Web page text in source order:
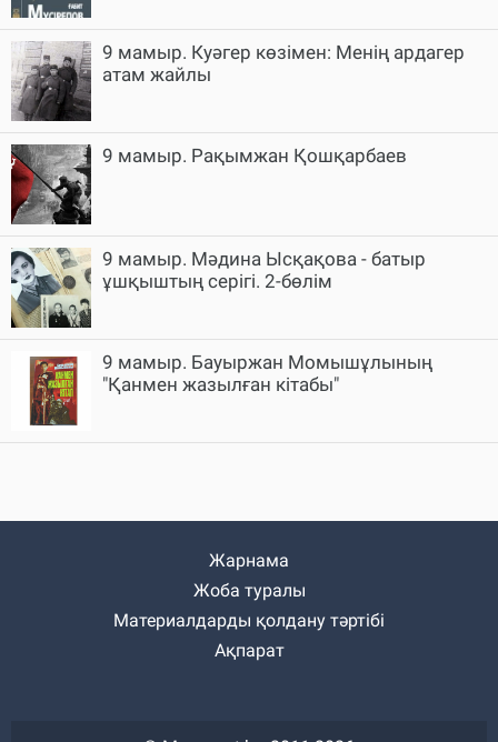
9 мамыр. Куәгер көзімен: Менің ардагер
атам жайлы
9 мамыр. Рақымжан Қошқарбаев
9 мамыр. Мәдина Ысқақова - батыр
ұшқыштың серігі. 2-бөлім
9 мамыр. Бауыржан Момышұлының
"Қанмен жазылған кітабы"
Жарнама
Жоба туралы
Материалдарды қолдану тәртібі
Ақпарат